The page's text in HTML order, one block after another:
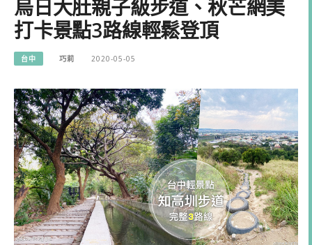
烏日大肚親子級步道、秋芒網美
打卡景點3路線輕鬆登頂
台中 巧莉 2020-05-05